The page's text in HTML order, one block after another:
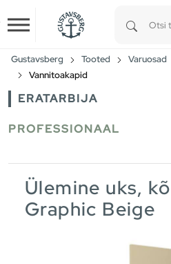
Skip to main content
Gustavsberg Tooted Varuosad
Vannitoakapid
ERATARBIJA
PROFESSIONAAL
Ülemine uks,
Graphic Beige